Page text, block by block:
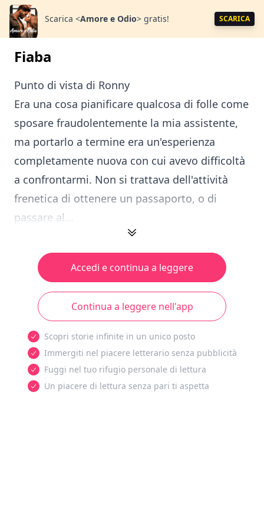
Scarica <Amore e Odio> gratis! SCARICA
Fiaba
Punto di vista di Ronny
Era una cosa pianificare qualcosa di folle come
sposare fraudolentemente la mia assistente,
ma portarlo a termine era un'esperienza
completamente nuova con cui avevo difficoltà
a confrontarmi. Non si trattava dell'attività
frenetica di ottenere un passaporto, o di
passare al...
Accedi e continua a leggere
Continua a leggere nell'app
Scopri storie infinite in un unico posto
Immergiti nel piacere letterario senza pubblicità
Fuggi nel tuo rifugio personale di lettura
Un piacere di lettura senza pari ti aspetta